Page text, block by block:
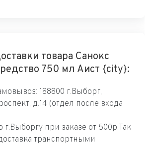
товара Санокс
750 мл Аист {city}:
188800 г.Выборг,
д.14 (отдел после входа
при заказе от 500р.Так
транспортными